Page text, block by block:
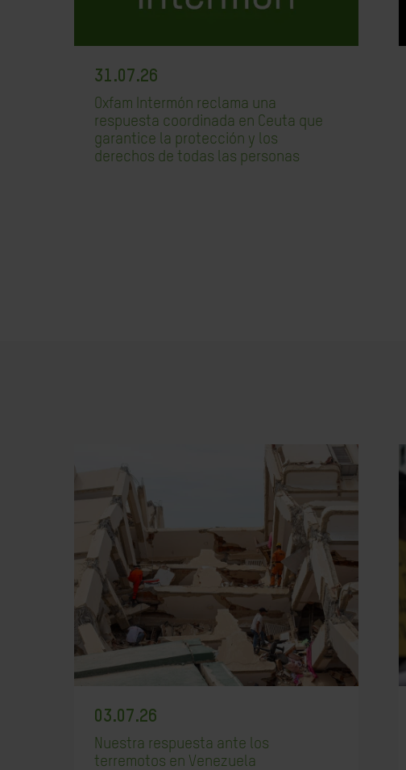
31.07.26
Oxfam Intermón reclama una
respuesta coordinada en Ceuta que
garantice la protección y los
derechos de todas las personas
03.07.26
Nuestra respuesta ante los
terremotos en Venezuela